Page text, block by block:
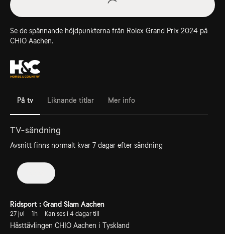
Se de spännande höjdpunkterna från Rolex Grand Prix 2024 på
CHIO Aachen.
På tv Liknande titlar Mer info
TV-sändning
Avsnitt finns normalt kvar 7 dagar efter sändning
Ridsport : Grand Slam Aachen
27 jul 1h Kan ses i 4 dagar till
Hästtävlingen CHIO Aachen i Tyskland